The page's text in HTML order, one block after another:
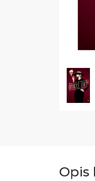
Opis